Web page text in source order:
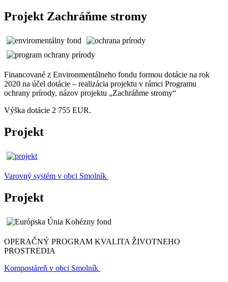
Projekt Zachráňme stromy
Financované z Environmentálneho fondu formou dotácie na rok
2020 na účel dotácie – realizácia projektu v rámci Programu
ochrany prírody, názov projektu „Zachráňme stromy“
Výška dotácie 2 755 EUR.
Projekt
Varovný systém v obci Smolník
Projekt
OPERAČNÝ PROGRAM KVALITA ŽIVOTNEHO
PROSTREDIA
Kompostáreň v obci Smolník